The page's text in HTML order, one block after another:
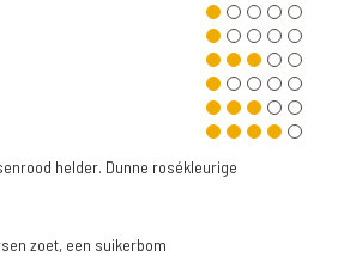
helder. Dunne rosékleurige
zoet, een suikerbom